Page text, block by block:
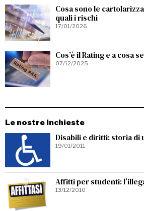
Cosa sono le
quali i rischi
17/01/2026
Cos’è il Rating e a cosa
07/12/2025
Le nostre Inchieste
Disabili e diritti: storia di
19/01/2011
Affitti per studenti:
13/12/2010